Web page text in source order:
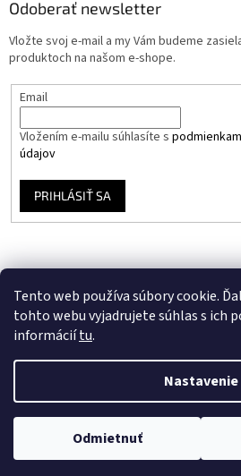
Tento web používa súbory cookie.
tohto webu vyjadrujete súhlas s ich
informáciítu.
Nastavenie
Odmietnuť
Odoberať newsletter
Vložte svoj e-mail a my Vám budeme
produktoch na našom e-shope.
Email
Vložením e-mailu súhlasíte s
údajov
PRIHLÁSIŤ SA
Vytvoril
Copyright 2026Vinyloveplatne.sk .